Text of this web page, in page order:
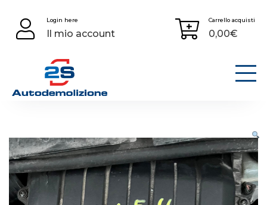
content
Login here
Il mio account
Carrello acquisti
0,00€